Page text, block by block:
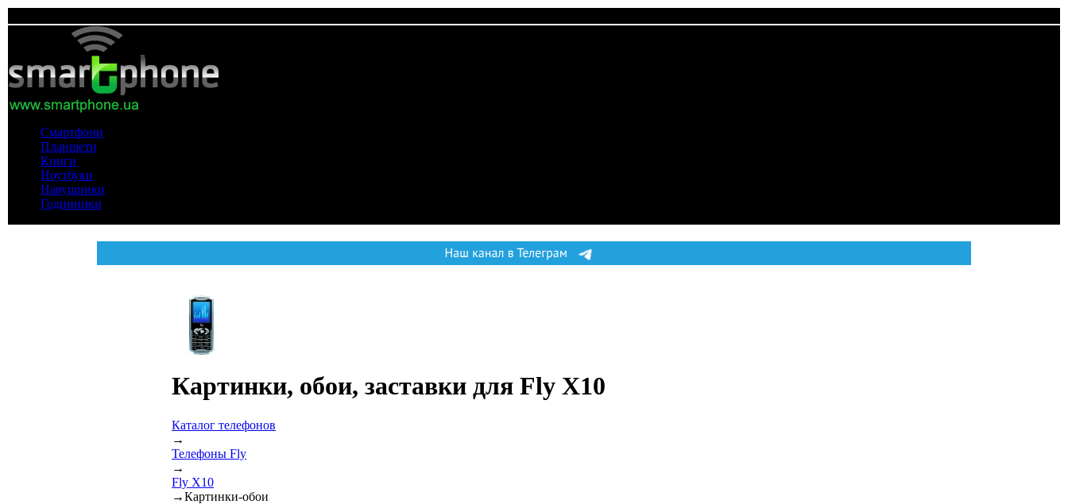
Смартфони
Планшети
Книги
Ноутбуки
Навушники
Годинники
Картинки, обои, заставки для Fly X10
Каталог телефонов
→
Телефоны Fly
→
Fly X10
→Картинки-обои